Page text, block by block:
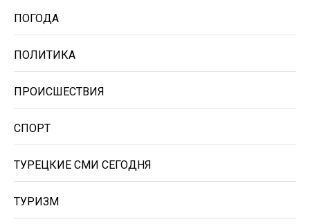
ПОГОДА
ПОЛИТИКА
ПРОИСШЕСТВИЯ
СПОРТ
ТУРЕЦКИЕ СМИ СЕГОДНЯ
ТУРИЗМ